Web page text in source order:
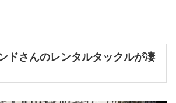
ドさんのレンタルタックルが凄